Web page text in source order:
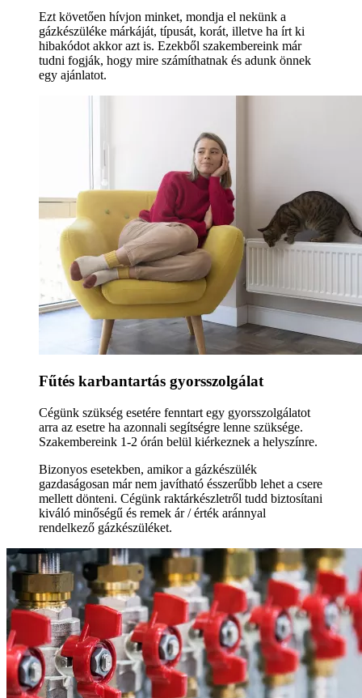
Ezt követően hívjon minket, mondja el nekünk a
gázkészüléke márkáját, típusát, korát, illetve ha írt ki
hibakódot akkor azt is. Ezekből szakembereink már
tudni fogják, hogy mire számíthatnak és adunk önnek
egy ajánlatot.
Fűtés karbantartás gyorsszolgálat
Cégünk szükség esetére fenntart egy gyorsszolgálatot
arra az esetre ha azonnali segítségre lenne szüksége.
Szakembereink 1-2 órán belül kiérkeznek a helyszínre.
Bizonyos esetekben, amikor a gázkészülék
gazdaságosan már nem javítható ésszerűbb lehet a csere
mellett dönteni. Cégünk raktárkészletről tudd biztosítani
kiváló minőségű és remek ár / érték aránnyal
rendelkező gázkészüléket.